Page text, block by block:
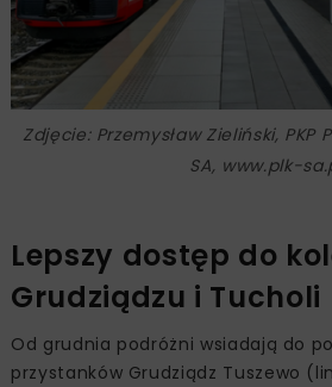
Zdjęcie: Przemysław Zieliński, PKP
SA, www.plk-
Lepszy dostęp do
Grudziądzu i Tucholi
Od grudnia podróżni wsiadają do
przystanków Grudziądz Tuszewo